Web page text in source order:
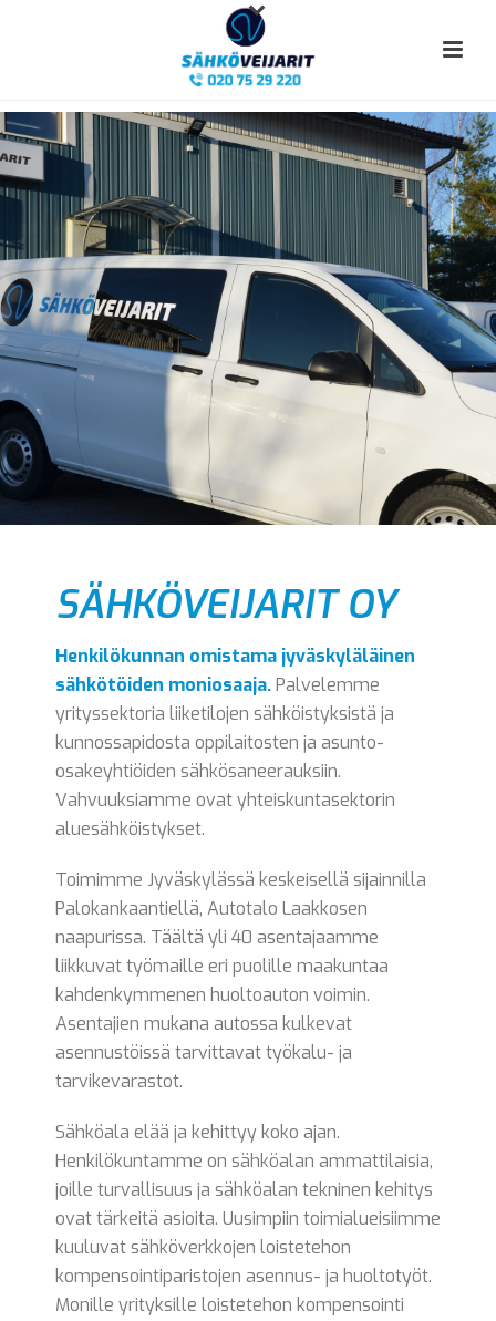
SÄHKÖVEIJARIT OY
Henkilökunnan omistama jyväskyläläinen
sähkötöiden moniosaaja.Palvelemme
yrityssektoria liiketilojen sähköistyksistä ja
kunnossapidosta oppilaitosten ja asunto-
osakeyhtiöiden sähkösaneerauksiin.
Vahvuuksiamme ovat yhteiskuntasektorin
aluesähköistykset.
Toimimme Jyväskylässä keskeisellä sijainnilla
Palokankaantiellä, Autotalo Laakkosen
naapurissa. Täältä yli 40 asentajaamme
liikkuvat työmaille eri puolille maakuntaa
kahdenkymmenen huoltoauton voimin.
Asentajien mukana autossa kulkevat
asennustöissä tarvittavat työkalu- ja
tarvikevarastot.
Sähköala elää ja kehittyy koko ajan.
Henkilökuntamme on sähköalan ammattilaisia,
joille turvallisuus ja sähköalan tekninen kehitys
ovat tärkeitä asioita. Uusimpiin toimialueisiimme
kuuluvat sähköverkkojen loistetehon
kompensointiparistojen asennus- ja huoltotyöt.
Monille yrityksille loistetehon kompensointi